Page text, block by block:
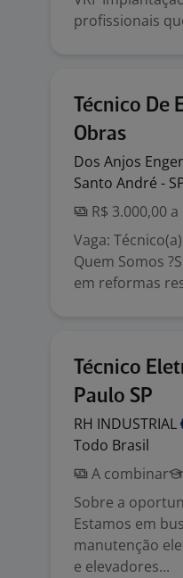
profissionais
Técnico De
Obras
Dos Anjos
Santo André -
R$ 3.000,00
Vaga:
Quem Somos
em reformas
Técnico
Paulo SP
RH INDUSTRIAL
Todo Brasil
A combinar
Sobre a
Estamos em
manutenção
e elevadores...